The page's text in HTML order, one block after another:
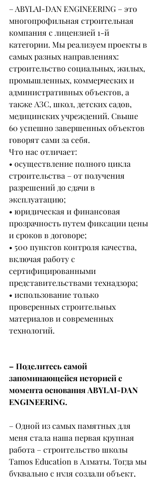
– ABYLAI-DAN ENGINEERING – это
многопрофильная строительная
компания с лицензией 1-й
категории. Мы реализуем проекты в
самых разных направлениях:
строительство социальных, жилых,
промышленных, коммерческих и
административных объектов, а
также АЗС, школ, детских садов,
медицинских учреждений. Свыше
60 успешно завершенных объектов
говорят сами за себя.
Что нас отличает:
• осуществление полного цикла
строительства – от получения
разрешений до сдачи в
эксплуатацию;
• юридическая и финансовая
прозрачность путем фиксации цены
и сроков в договоре;
• 500 пунктов контроля качества,
включая работу с
сертифицированными
представительствами технадзора;
• использование только
проверенных строительных
материалов и современных
технологий.
– Поделитесь самой
запоминающейся историей с
момента основания ABYLAI-DAN
ENGINEERING.
– Одной из самых памятных для
меня стала наша первая крупная
работа – строительство школы
Tamos Education в Алматы. Тогда мы
буквально с нуля создали объект,